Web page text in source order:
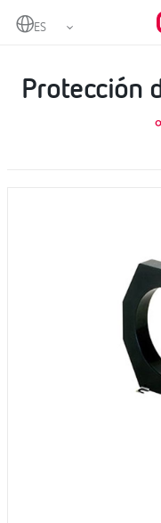
Home
Protección